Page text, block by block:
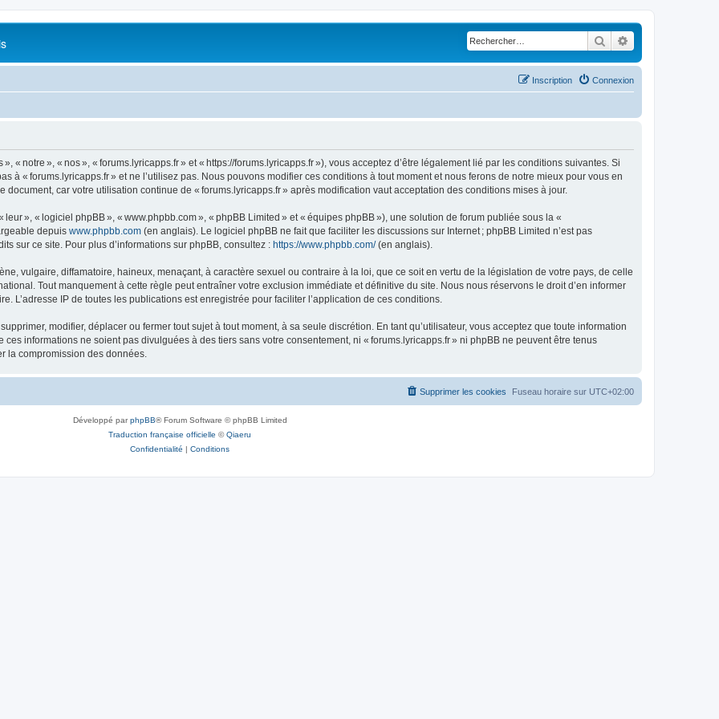
Rechercher
Connexion
Inscription
« notre », « nos », « forums.lyricapps.fr » et « https://forums.lyricapps.fr »), vous acceptez d’être légalement lié par les conditions suivantes. Si
à « forums.lyricapps.fr » et ne l’utilisez pas. Nous pouvons modifier ces conditions à tout moment et nous ferons de notre mieux pour vous en
car votre utilisation continue de « forums.lyricapps.fr » après modification vaut acceptation des conditions mises à jour.
», « logiciel phpBB », « www.phpbb.com », « phpBB Limited » et « équipes phpBB »), une solution de forum publiée sous la «
depuis www.phpbb.com (en anglais). Le logiciel phpBB ne fait que faciliter les discussions sur Internet ; phpBB Limited n’est pas
sur ce site. Pour plus d’informations sur phpBB, consultez : https://www.phpbb.com/(en anglais).
vulgaire, diffamatoire, haineux, menaçant, à caractère sexuel ou contraire à la loi, que ce soit en vertu de la législation de votre pays, de celle
Tout manquement à cette règle peut entraîner votre exclusion immédiate et définitive du site. Nous nous réservons le droit d’en informer
L’adresse IP de toutes les publications est enregistrée pour faciliter l’application de ces conditions.
modifier, déplacer ou fermer tout sujet à tout moment, à sa seule discrétion. En tant qu’utilisateur, vous acceptez que toute information
informations ne soient pas divulguées à des tiers sans votre consentement, ni « forums.lyricapps.fr » ni phpBB ne peuvent être tenus
la compromission des données.
Fuseau horaire sur UTC+02:00
Supprimer les cookies
Développé parphpBB® Forum Software © phpBB Limited
Traduction française officielle ©Qiaeru
Confidentialité | Conditions